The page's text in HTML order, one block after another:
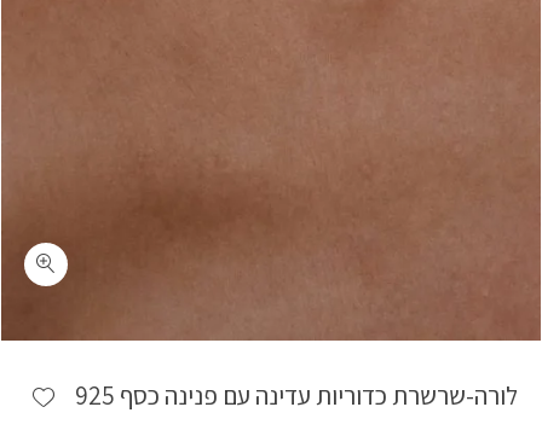
לורה-שרשרת כדוריות עדינה עם פנינה כסף 925